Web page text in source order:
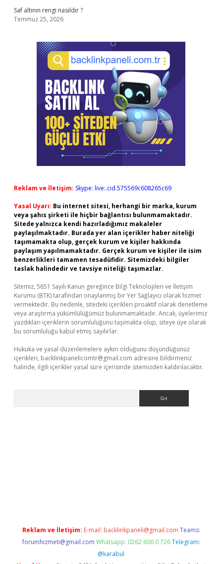
Saf altının rengi nasıldır ?
Temmuz 25, 2026
Reklam ve İletişim: Skype: live:.cid.575569c608265c69
Yasal Uyarı: Bu internet sitesi, herhangi bir marka, kurum
veya şahıs şirketi ile hiçbir bağlantısı bulunmamaktadır.
Sitede yalnızca kendi hazırladığımız makaleler
paylaşılmaktadır. Burada yer alan içerikler haber niteliği
taşımamakta olup, gerçek kurum ve kişiler hakkında
paylaşım yapılmamaktadır. Gerçek kurum ve kişiler ile isim
benzerlikleri tamamen tesadüfidir. Sitemizdeki bilgiler
taslak halindedir ve tavsiye niteliği taşımazlar.
Sitemiz, 5651 Sayılı Kanun gereğince Bilgi Teknolojileri ve İletişim
Kurumu (BTK) tarafından onaylanmış bir Yer Sağlayıcı olarak hizmet
vermektedir. Bu nedenle, sitedeki içerikleri proaktif olarak denetleme
veya araştırma yükümlülüğümüz bulunmamaktadır. Ancak, üyelerimiz
yazdıkları içeriklerin sorumluluğunu taşımakta olup, siteye üye olarak
bu sorumluluğu kabul etmiş sayılırlar.
Hukuka ve yasal düzenlemelere aykırı olduğunu düşündüğünüz
içerikleri, backlinkpanelicomtr@gmail.com adresine bildirmeniz
halinde, ilgili içerikler yasal süre içerisinde sitemizden kaldırılacaktır.
Reklam ve İletişim: E-mail: backlinkpaneli@gmail.com Teams:
forumhizmeti@gmail.com Whatsapp: 0262 606 0 726 Telegram:
@karabul